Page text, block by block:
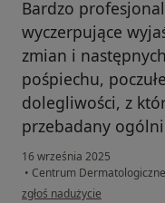
Bardzo
wyczerpujące
zmian i
pośpiechu,
dolegliwości, z
przebadany
16 września 2025
• Centrum
w opinii użytkownika Mateusz
zgłoś nadużycie